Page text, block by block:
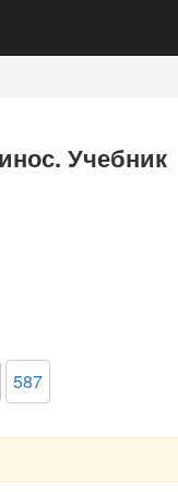
Учебник
587